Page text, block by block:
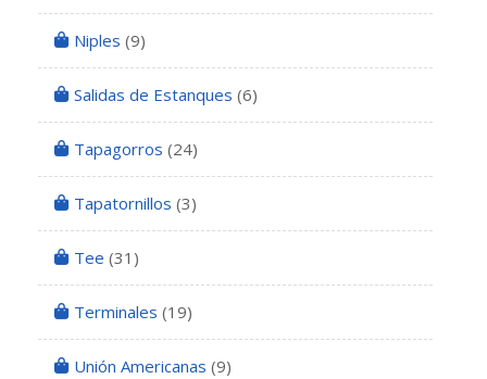
Niples (9)
Salidas de Estanques (6)
Tapagorros (24)
Tapatornillos (3)
Tee (31)
Terminales (19)
Unión Americanas (9)